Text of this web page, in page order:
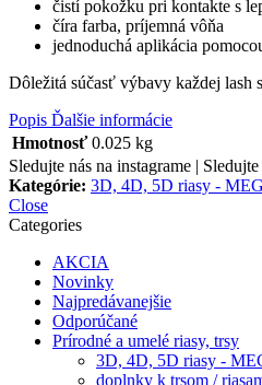
čistí pokožku pri kontakte s
číra farba, príjemná vôňa
jednoduchá aplikácia
Dôležitá súčasť výbavy každej lash
Popis Ďalšie informácie
Hmotnosť 0.025 kg
Sledujte nás na instagrame |
Kategórie: 3D, 4D, 5D riasy -
Close
Categories
AKCIA
Novinky
Najpredávanejšie
Odporúčané
Prírodné a umelé riasy, trsy
3D, 4D, 5D riasy -
doplnky k trsom /